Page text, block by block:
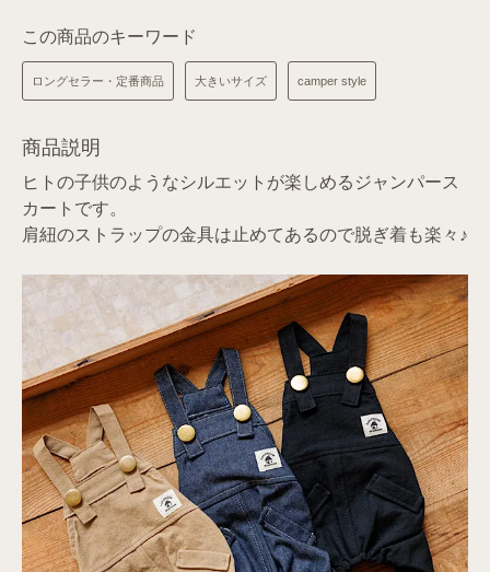
この商品のキーワード
ロングセラー・定番商品 大きいサイズ camper style
商品説明
ヒトの子供のようなシルエットが楽しめるジャンパース
カートです。
肩紐のストラップの金具は止めてあるので脱ぎ着も楽々♪